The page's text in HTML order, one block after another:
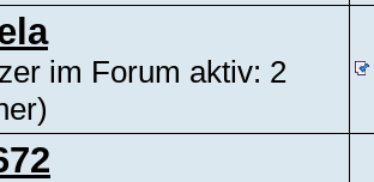
im Forum aktiv: 2